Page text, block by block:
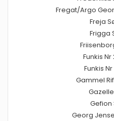
Fregat/Argo
Freja
Frigga
Funkis
Funkis
Gammel
Gefion
Georg